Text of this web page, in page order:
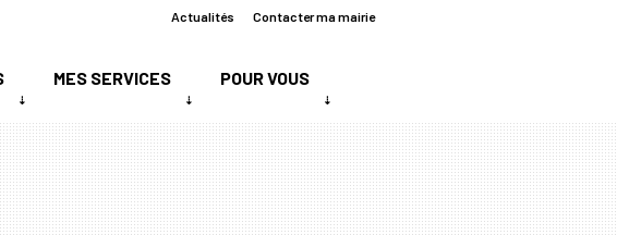
Actualités Contacter ma mairie
MES SERVICES POUR VOUS